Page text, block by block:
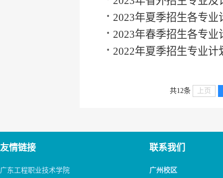
总表
2023年夏季招生各专业
2023年春季招生各专业
2022年夏季招生专业计
共12条 上页
友情链接
广东工程职业技术学院
联系我们
广州校区